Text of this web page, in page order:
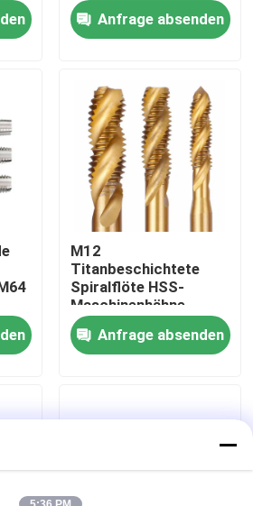
in Verbindung
Bohrer
Anfrage absenden
M12
Titanbeschichtete
Spiralflöte HSS-
Maschinenhähne
DIN371
Anfrage absenden